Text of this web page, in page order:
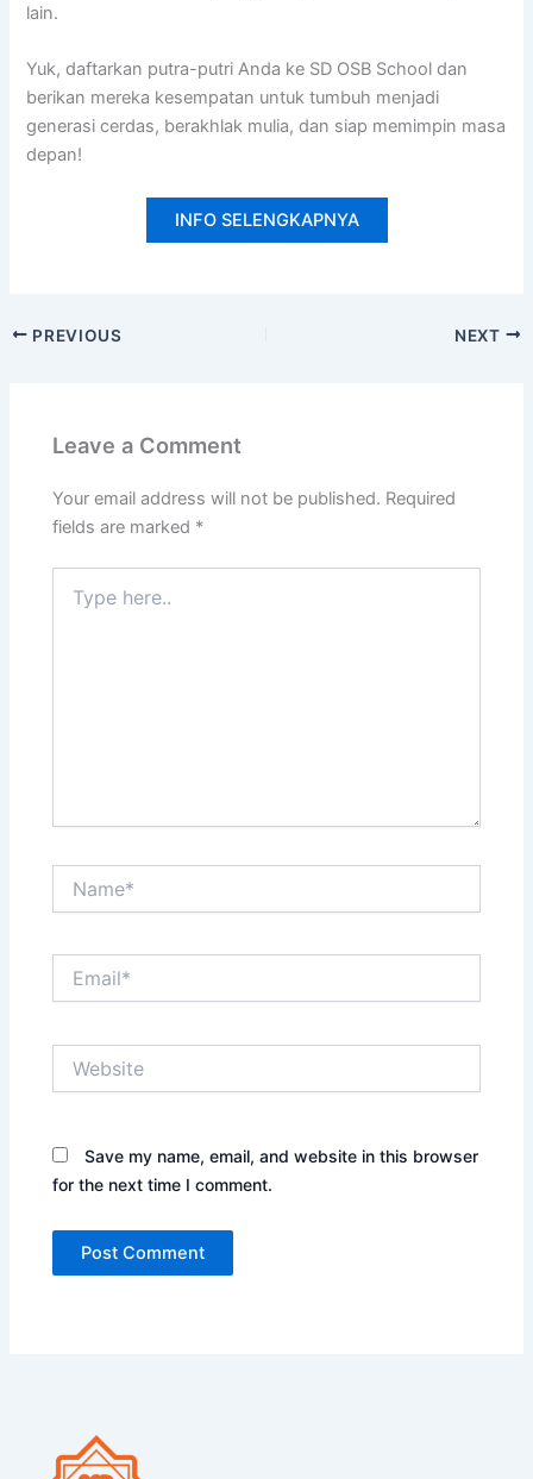
lain.
Yuk, daftarkan putra-putri Anda ke SD OSB School dan
berikan mereka kesempatan untuk tumbuh menjadi
generasi cerdas, berakhlak mulia, dan siap memimpin masa
depan!
INFO SELENGKAPNYA
PREVIOUS NEXT
Leave a Comment
Your email address will not be published. Required
fields are marked *
here..
Save my name, email, and website in this browser
for the next time I comment.